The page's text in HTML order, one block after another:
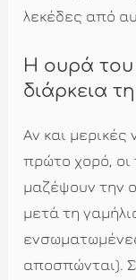
λεκέδες από
Η ουρά του
διάρκεια
Αν και
πρώτο χορό, οι
μαζέψουν την
μετά τη
αποσπώνται).